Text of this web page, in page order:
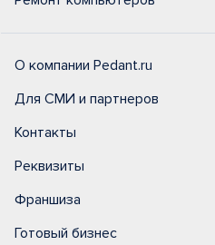
О компании Pedant.ru
Для СМИ и партнеров
Контакты
Реквизиты
Франшиза
Готовый бизнес